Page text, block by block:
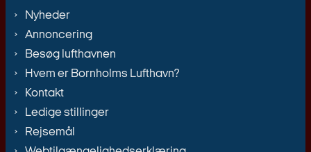
Nyheder
Annoncering
Besøg lufthavnen
Hvem er Bornholms Lufthavn?
Kontakt
Ledige stillinger
Rejsemål